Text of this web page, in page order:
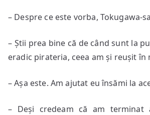
– Despre ce este vorba, Tokugawa-
– Știi prea bine că de când sunt la
eradic pirateria, ceea am și reușit în
– Așa este. Am ajutat eu însămi la
– Deși credeam că am terminat